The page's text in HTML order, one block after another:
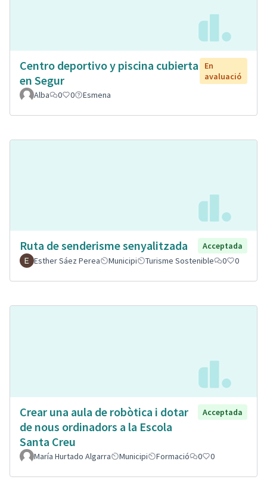
Centro deportivo y piscina cubierta
en Segur
En
avaluació
Alba
0 0 Esmena
Ruta de senderisme senyalitzada
Acceptada
Esther Sáez Perea
Municipi Turisme Sostenible 0 0
Crear una aula de robòtica i dotar
de nous ordinadors a la Escola
Santa Creu
Acceptada
María Hurtado Algarra Municipi Formació 0 0